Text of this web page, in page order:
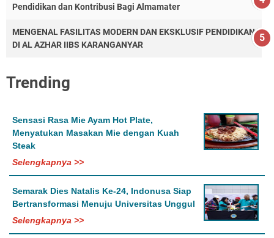
Pendidikan dan Kontribusi Bagi Almamater
MENGENAL FASILITAS MODERN DAN EKSKLUSIF PENDIDIKAN
DI AL AZHAR IIBS KARANGANYAR
Trending
Sensasi Rasa Mie Ayam Hot Plate,
Menyatukan Masakan Mie dengan Kuah
Steak
Selengkapnya >>
Semarak Dies Natalis Ke-24, Indonusa Siap
Bertransformasi Menuju Universitas Unggul
Selengkapnya >>